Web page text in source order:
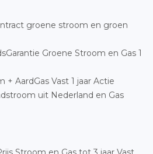
groene stroom en groen
Groene Stroom en Gas 1
+ AardGas Vast 1 jaar Actie
uit Nederland en Gas